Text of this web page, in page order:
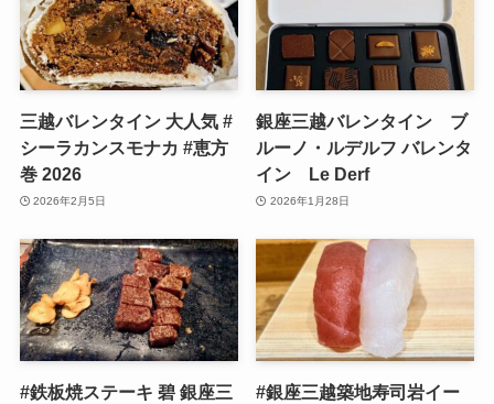
三越バレンタイン 大人気 #
シーラカンスモナカ #恵方
巻 2026
2026年2月5日
銀座三越バレンタイン ブ
ルーノ・ルデルフ バレンタ
イン Le Derf
2026年1月28日
#鉄板焼ステーキ 碧 銀座三
#銀座三越築地寿司岩イー